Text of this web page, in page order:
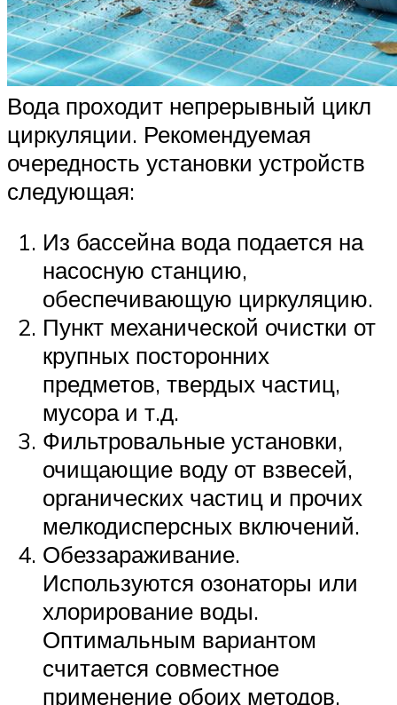
Вода проходит непрерывный цикл
циркуляции. Рекомендуемая
очередность установки устройств
следующая:
Из бассейна вода подается на
насосную станцию,
обеспечивающую циркуляцию.
Пункт механической очистки от
крупных посторонних
предметов, твердых частиц,
мусора и т.д.
Фильтровальные установки,
очищающие воду от взвесей,
органических частиц и прочих
мелкодисперсных включений.
Обеззараживание.
Используются озонаторы или
хлорирование воды.
Оптимальным вариантом
считается совместное
применение обоих методов,